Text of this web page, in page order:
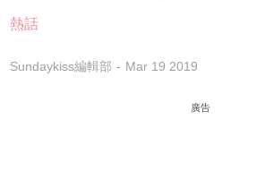
熱話
Sundaykiss編輯部 Mar 19 2019
廣告